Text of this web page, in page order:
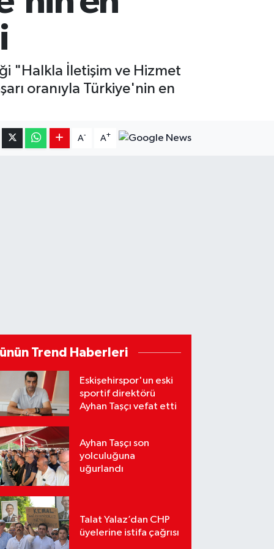
"Halkla İletişim ve Hizmet
oranıyla Türkiye'nin en
A- A+
Trend Haberleri
Eskişehirspor'un eski
sportif direktörü
Ayhan Taşçı vefat etti
Ayhan Taşçı son
yolculuğuna
uğurlandı
Talat Yalaz’dan CHP
üyelerine istifa çağrısı